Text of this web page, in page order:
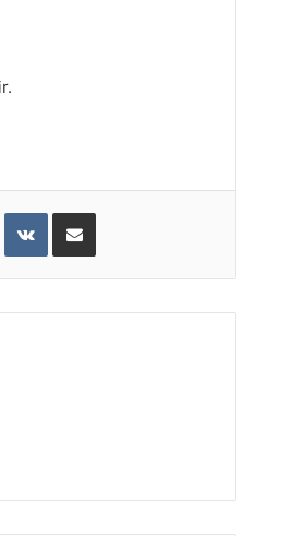
Reddit VKontakteE-Posta ile paylaş